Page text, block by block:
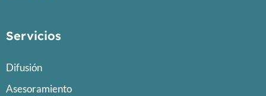
Servicios
Difusión
Asesoramiento